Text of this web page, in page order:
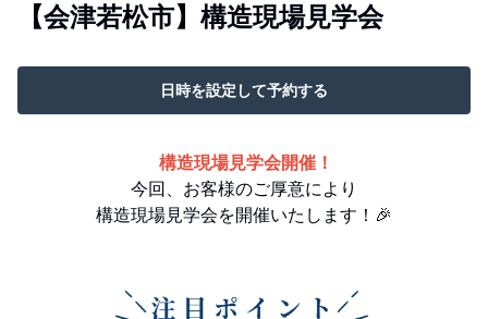
【会津若松市】構造現場見学会
日時を設定して予約する
構造現場見学会開催！
今回、お客様のご厚意により
構造現場見学会を開催いたします！🎉